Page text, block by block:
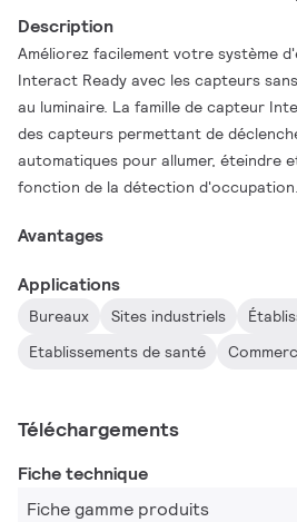
Description
Améliorez facilement votre système
Interact Ready avec les capteurs
au luminaire. La famille de capteur
des capteurs permettant de
automatiques pour allumer, éteindre et tamiser les lumières en
fonction de la détection
lumières en fonction de la variation de
de flexibilité dans le contrôle.
Avantages
Applications
Bureaux Sites industriels
Etablissements de santé
Téléchargements
Fiche technique
Fiche gamme produits